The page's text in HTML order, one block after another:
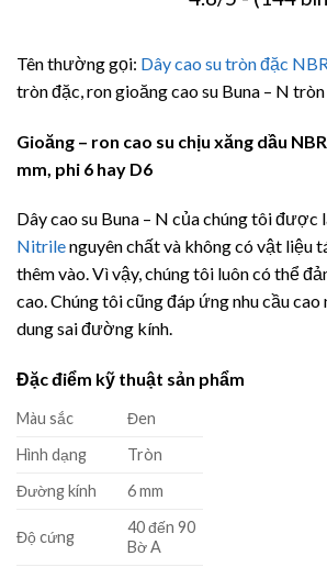
Tên thường gọi: Dây cao su tròn đặc NBR
tròn đặc, ron gioăng cao su Buna – N
Gioăng – ron cao su chịu xăng dầu
mm, phi 6 hay D6
Dây cao su Buna – N của chúng tôi được
Nitrilenguyên chất và không có vật liệu
thêm vào. Vì vậy, chúng tôi luôn có thể
cao. Chúng tôi cũng đáp ứng nhu cầu
dung sai đường kính.
Đặc điểm kỹ thuật sản phẩm
Màu sắc
Đen
Hình dạng
Tròn
Đường kính
6 mm
Độ cứng
40 đến 90
Bờ A